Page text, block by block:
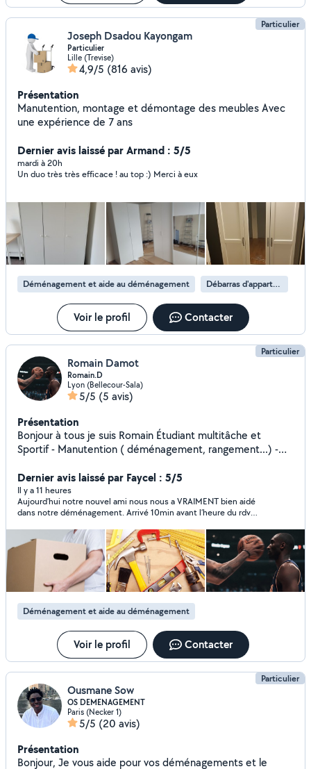
Particulier
Joseph Dsadou Kayongam
Particulier
Lille (Trevise)
4,9/5 (816 avis)
Présentation
Manutention, montage et démontage des meubles Avec
une expérience de 7 ans
Dernier avis laissé par Armand : 5/5
mardi à 20h
Un duo très très efficace ! au top :) Merci à eux
Déménagement et aide au déménagement Débarras d'appartement
Voir le profil Contacter
Particulier
Romain Damot
Romain.D
Lyon (Bellecour-Sala)
5/5 (5 avis)
Présentation
Bonjour à tous je suis Romain Étudiant multitâche et
Sportif - Manutention ( déménagement, rangement...) -
personne ( course,...) Moyen de déplacement : vélo /
moto selon la distance Disponible et ce même le Soir Ce
serait avec plaisir que je vous aiderai
Dernier avis laissé par Faycel : 5/5
Il y a 11 heures
Aujourd’hui notre nouvel ami nous nous a VRAIMENT bien aidé
dans notre déménagement. Arrivé 10min avant l’heure du rdv
et d’une qualité exceptionnelle. Porter des mobiliers lourds
sous cette chaleur sans faillir ou se plaindre ni diminuer le
rythme, au point où je l’obligeais à s’arrêter pour s’hydrater. Une
jeune homme avec d’excellentes valeurs que je recommande
1000 fois! Merci Romain pour cette aide précieuse et
qualitative.
Déménagement et aide au déménagement
Voir le profil Contacter
Particulier
Ousmane Sow
OS DEMENAGEMENT
Paris (Necker 1)
5/5 (20 avis)
Présentation
Bonjour, Je vous aide pour vos déménagements et le